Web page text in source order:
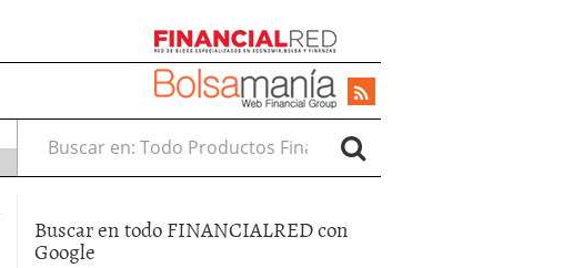
Buscar en:
Buscar en todo FINANCIALRED con
Google